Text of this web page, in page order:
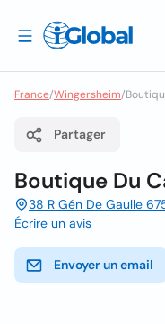
France/Wingersheim/
Partager
Boutique Du
38 R Gén De Gaulle
Écrire un avis
Envoyer un email